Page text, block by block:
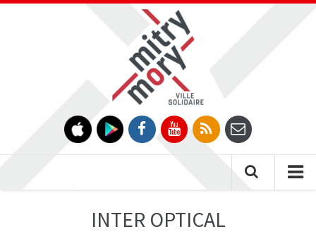
Gestion des traceurs
INTER OPTICAL